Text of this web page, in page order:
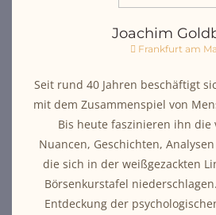
Joachim
Frankfurt am
Seit rund 40 Jahren beschäftigt
mit dem Zusammenspiel von
Bis heute faszinieren ihn die
Nuancen, Geschichten,
die sich in der weißgezackten
Börsenkurstafel
Entdeckung der